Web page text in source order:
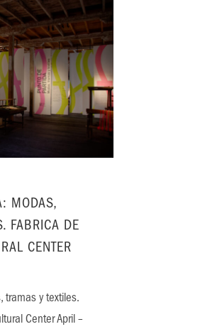
MODAS,
FABRICA DE
CENTER
tramas y textiles.
Center April –